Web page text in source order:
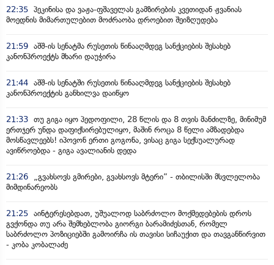
22:35 პეკინისა და ვაჟა-ფშაველას გამზირების კვეთიდან ჟვანიას
მოედნის მიმართულებით მოძრაობა დროებით შეიზღუდება
21:59 აშშ-ის სენატმა რუსეთის წინააღმდეგ სანქციების შესახებ
კანონპროექტს მხარი დაუჭირა
21:44 აშშ-ის სენატში რუსეთის წინააღმდეგ სანქციების შესახებ
კანონპროექტის განხილვა დაიწყო
21:33 თუ გიგა იყო პედოფილი, 28 წლის და 8 თვის მანძილზე, მინიმუმ
ერთჯერ უნდა დაფიქსირებულიყო, მაშინ როცა 8 წელი ამზადებდა
მოსწავლეებს! იპოვონ ერთი გოგონა, ვისაც გიგა სექსუალურად
ავიწროებდა - გიგა ავალიანის დედა
21:26
„გვახსოვს გმირები, გვახსოვს მტერი” - თბილისში მსვლელობა
მიმდინარეობს
21:25 აინტერესებდათ, უშუალოდ საბრძოლო მოქმედებების დროს
გვქონდა თუ არა შემხებლობა გიორგი ბარამიძესთან, რომელ
საბრძოლო პოზიციებში გამოირჩა ის თავისი სიჩაუქით და თავგანწირვით
- კობა კობალაძე